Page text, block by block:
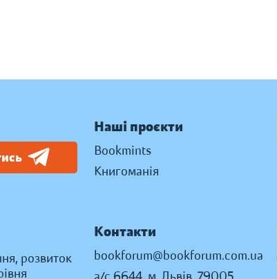
розвиток
Наші проєкти
Bookmints
Книгоманія
Контакти
bookforum@bookforum.com.ua